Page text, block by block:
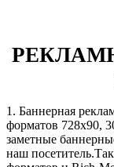
1. Баннерная
форматов 728х90,
заметные
наш